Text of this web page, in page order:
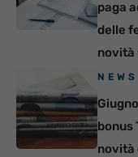
paga
delle
novità
NEWS
bonus
novità